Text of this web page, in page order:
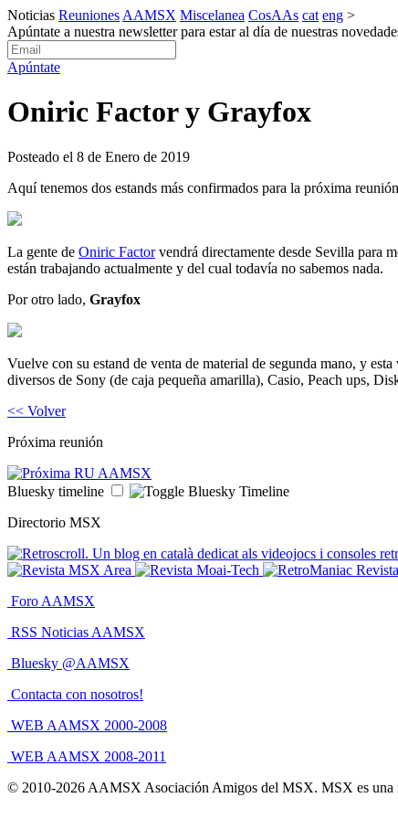
Noticias Reuniones AAMSX Miscelanea CosAAs cat eng >
Apúntate a nuestra newsletter para estar al día de nuestras
Apúntate
Oniric Factor y Grayfox
Posteado el 8 de Enero de 2019
Aquí tenemos dos estands más confirmados para la próxima
La gente de Oniric Factorvendrá directamente desde Sevilla para
están trabajando actualmente y del cual todavía no sabemos nada.
Por otro lado, Grayfox
Vuelve con su estand de venta de material de segunda mano, y
diversos de Sony (de caja pequeña amarilla), Casio, Peach ups,
<< Volver
Próxima reunión
Bluesky timeline
Directorio MSX
Foro AAMSX
RSS Noticias AAMSX
Bluesky @AAMSX
Contacta con nosotros!
WEB AAMSX 2000-2008
WEB AAMSX 2008-2011
© 2010-2026 AAMSX Asociación Amigos del MSX. MSX es una